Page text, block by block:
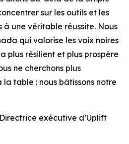
sur les outils et les
à une véritable réussite. Nous
qui valorise les voix noires
plus résilient et plus prospère
ne cherchons plus
table : nous bâtissons notre
exécutive d’Uplift